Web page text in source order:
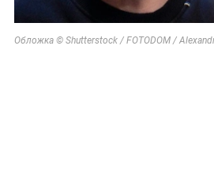
Обложка © Shutterstock / FOTODOM /